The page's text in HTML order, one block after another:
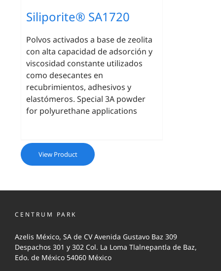
Siliporite® SA1720
Polvos activados a base de zeolita
con alta capacidad de adsorción y
viscosidad constante utilizados
como desecantes en
recubrimientos, adhesivos y
elastómeros. Special 3A powder
for polyurethane applications
View Product
CENTRUM PARK
Azelis México, SA de CV Avenida Gustavo Baz 309
Despachos 301 y 302 Col. La Loma Tlalnepantla de Baz,
Edo. de México 54060 México